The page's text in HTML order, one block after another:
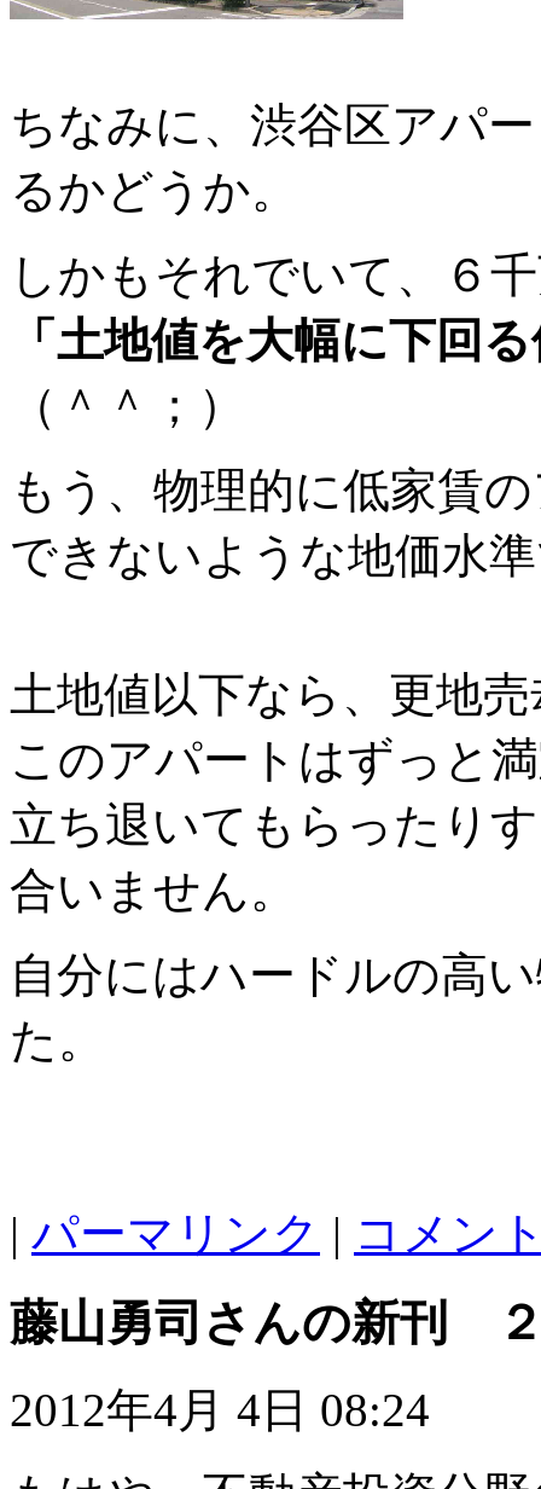
ちなみに、渋谷区アパ
るかどうか。
しかもそれでいて、６
「土地値を大幅に下回
（＾＾；）
もう、物理的に低家賃
できないような地価水
土地値以下なら、更地
このアパートはずっと
立ち退いてもらったり
合いません。
自分にはハードルの高
た。
| パーマリンク | コメン
藤山勇司さんの新刊
2012年4月 4日 08:24